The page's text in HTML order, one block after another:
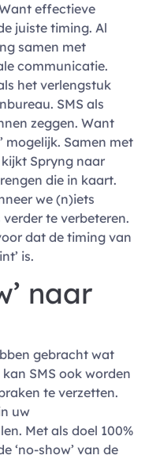
effectieve
juiste timing. Al
samen met
communicatie.
het verlengstuk
SMS als
zeggen. Want
mogelijk. Samen met
Spryng naar
die in kaart.
we (n)iets
te verbeteren.
dat de timing van
is.
naar
gebracht wat
SMS ook worden
te verzetten.
uw
Met als doel 100%
‘no-show’ van de